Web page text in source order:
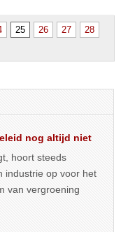
25 26 27
28
nog altijd niet
hoort steeds
industrie op voor het
van vergroening